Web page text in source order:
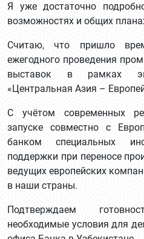
Я уже достаточно
возможностях и общих
Считаю, что пришло
ежегодного проведения
выставок в рамках
«Центральная Азия –
С учётом современных
запуске совместно с
банком специальных
поддержки при переносе
ведущих европейских
в наши страны.
Подтверждаем
необходимые условия для